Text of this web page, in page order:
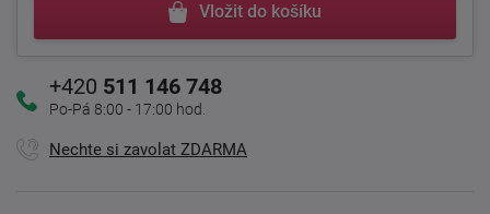
Vložit do košíku
+420 511 146 748
Po-Pá 8:00 - 17:00 hod.
Nechte si zavolat ZDARMA